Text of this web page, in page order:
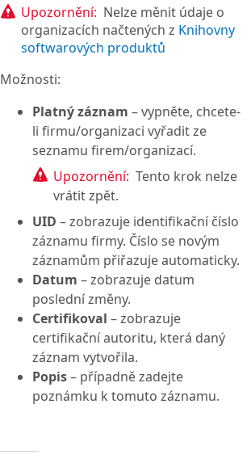
Upozornění: Nelze měnit údaje o
organizacích načtených z Knihovny
softwarových produktů
Možnosti:
Platný záznam – vypněte, chcete-
li firmu/organizaci vyřadit ze
seznamu firem/organizací.
Upozornění: Tento krok nelze
vrátit zpět.
UID – zobrazuje identifikační číslo
záznamu firmy. Číslo se novým
záznamům přiřazuje automaticky.
Datum – zobrazuje datum
poslední změny.
Certifikoval – zobrazuje
certifikační autoritu, která daný
záznam vytvořila.
Popis– případně zadejte
poznámku k tomuto záznamu.